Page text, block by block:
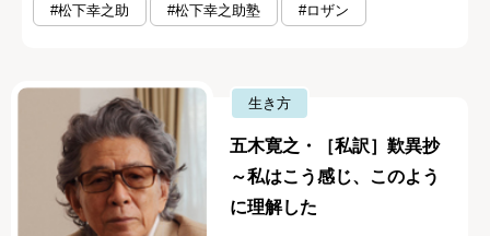
#松下幸之助 #松下幸之助塾 #ロザン
生き方
五木寛之・［私訳］歎異抄
～私はこう感じ、このよう
に理解した